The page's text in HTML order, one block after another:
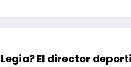
El director